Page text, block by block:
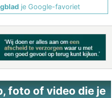
je Google-favoriet
foto of video die je